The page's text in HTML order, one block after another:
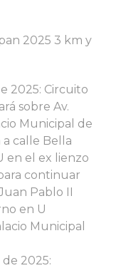
2025 3 km y
2025: Circuito
sobre Av.
Municipal de
calle Bella
en el ex lienzo
continuar
Pablo II
en U
Municipal
2025: